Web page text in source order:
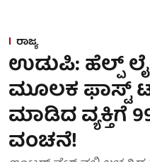
ರಾಜ್ಯ
ಉಡುಪಿ: ಹೆಲ್ಪ್
ಮೂಲಕ ಫಾಸ್ಟ್
ಮಾಡಿದ ವ್ಯಕ್ತಿಗೆ
ವಂಚನೆ!